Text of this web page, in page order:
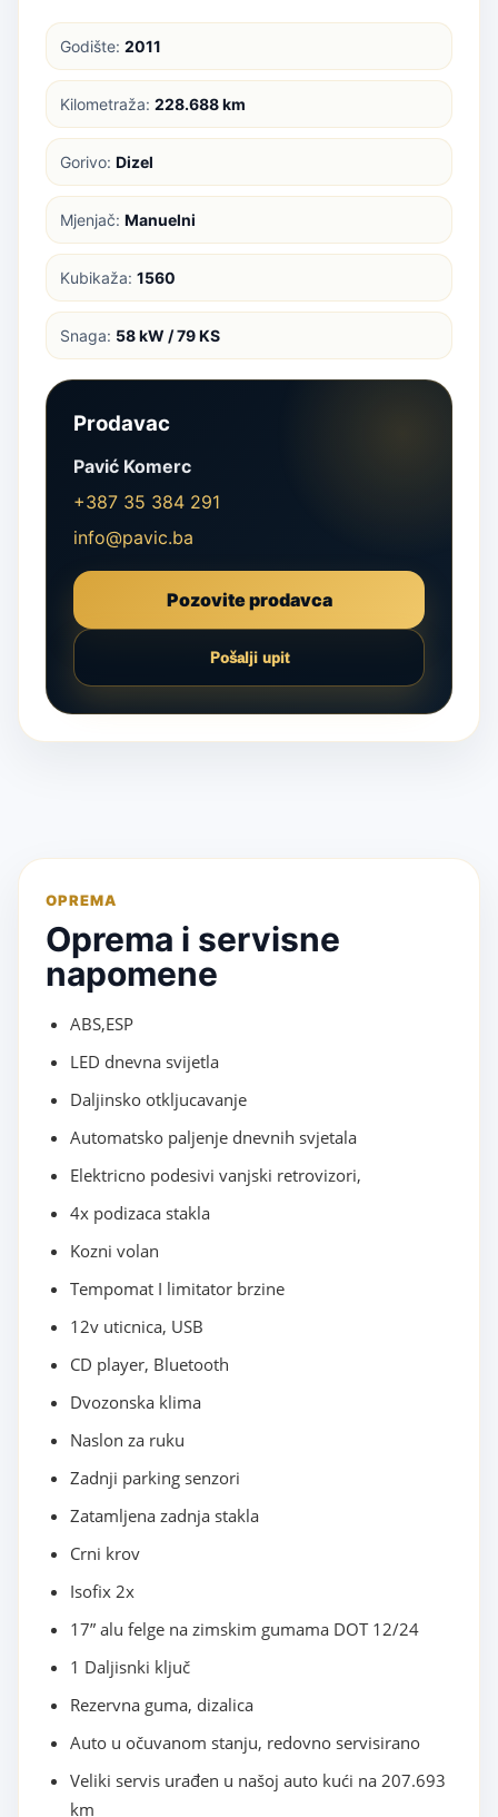
Godište: 2011
Kilometraža: 228.688 km
Gorivo: Dizel
Mjenjač: Manuelni
Kubikaža: 1560
Snaga: 58 kW / 79 KS
Prodavac
Pavić Komerc
+387 35 384 291
info@pavic.ba
Pozovite prodavca
Pošalji upit
OPREMA
Oprema i servisne
napomene
ABS,ESP
LED dnevna svijetla
Daljinsko otkljucavanje
Automatsko paljenje dnevnih svjetala
Elektricno podesivi vanjski retrovizori,
4x podizaca stakla
Kozni volan
Tempomat I limitator brzine
12v uticnica, USB
CD player, Bluetooth
Dvozonska klima
Naslon za ruku
Zadnji parking senzori
Zatamljena zadnja stakla
Crni krov
Isofix 2x
17” alu felge na zimskim gumama DOT 12/24
1 Daljisnki ključ
Rezervna guma, dizalica
Auto u očuvanom stanju, redovno servisirano
Veliki servis urađen u našoj auto kući na 207.693
km